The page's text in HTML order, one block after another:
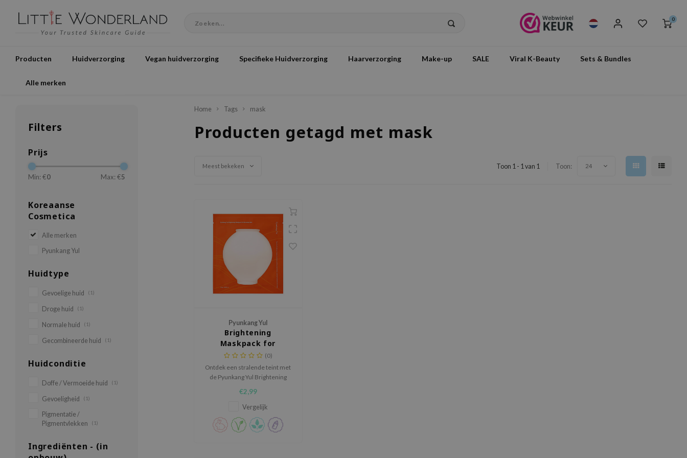
0
Producten Huidverzorging Vegan huidverzorging Specifieke Huidverzorging Haarverzorging Make-up SALE Viral K-Beauty Sets & Bundles
Alle merken
Filters
Prijs
Min: €0 Max: €5
Koreaanse
Cosmetica
Alle merken
Pyunkang Yul
Huidtype
Gevoelige huid (1)
Droge huid (1)
Normale huid (1)
Gecombineerde huid (1)
Huidconditie
Doffe / Vermoeide huid (1)
Gevoeligheid (1)
Pigmentatie /
Pigmentvlekken
(1)
Ingrediënten - (in
Home Tags mask
Producten getagd met mask
Meest bekeken Toon 1 - 1 van 1 Toon: 24
Pyunkang Yul
Brightening
Maskpack for
Porcelain Skin
(0)
Ontdek een stralende teint met
de Pyunkang Yul Brightening
een vegan gel sheetmasker dat
dofheid en fijne lijntjes
tegengaat. Verrijkt met
Vitamine C, Niacinamide en
€2,99
Vergelijk